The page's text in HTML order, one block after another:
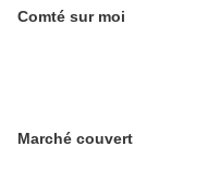
Comté sur moi
Marché couvert